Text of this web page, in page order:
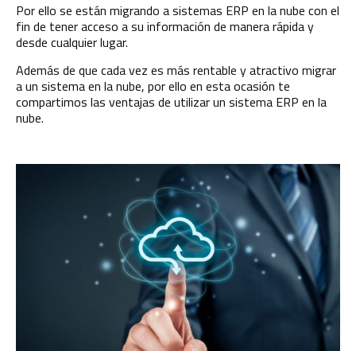
Por ello se están migrando a sistemas ERP en la nube con el
fin de tener acceso a su información de manera rápida y
desde cualquier lugar.
Además de que cada vez es más rentable y atractivo migrar
a un sistema en la nube, por ello en esta ocasión te
compartimos las ventajas de utilizar un sistema ERP en la
nube.